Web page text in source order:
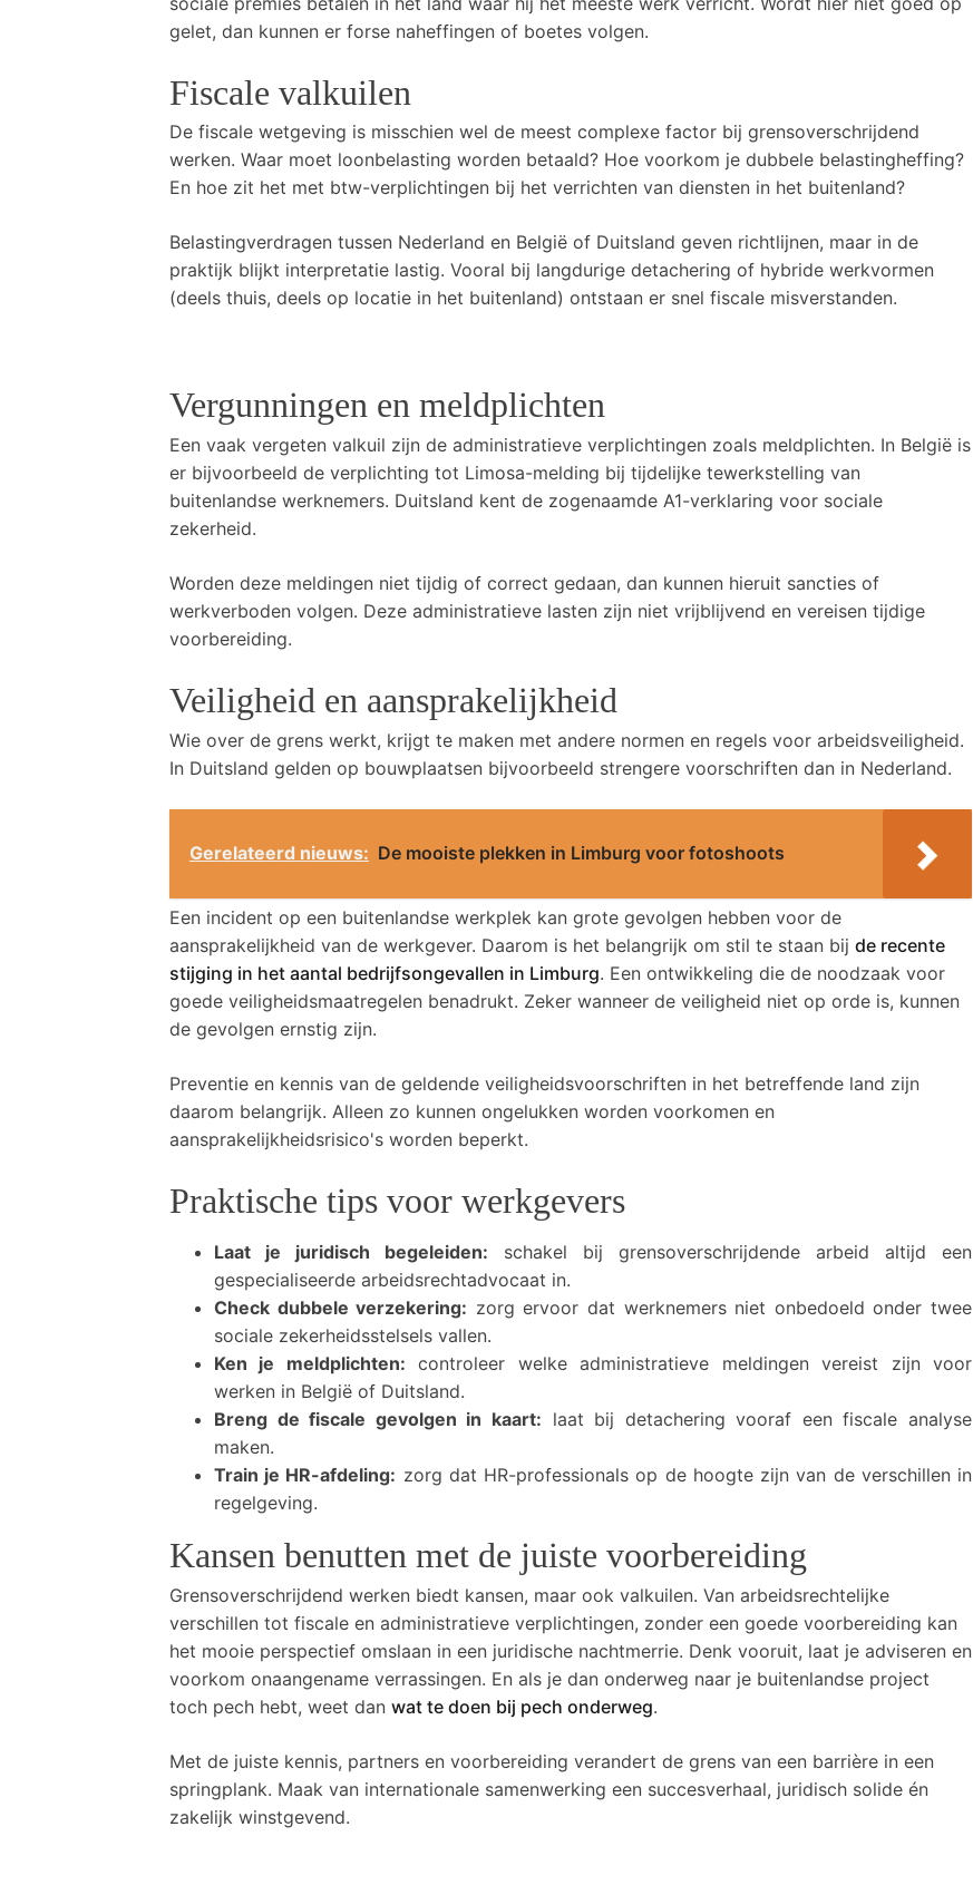
gelet, dan kunnen er forse naheffingen of boetes volgen.
Fiscale valkuilen
De fiscale wetgeving is misschien wel de meest complexe factor bij grensoverschrijdend
werken. Waar moet loonbelasting worden betaald? Hoe voorkom je dubbele belastingheffing?
En hoe zit het met btw-verplichtingen bij het verrichten van diensten in het buitenland?
Belastingverdragen tussen Nederland en België of Duitsland geven richtlijnen, maar in de
praktijk blijkt interpretatie lastig. Vooral bij langdurige detachering of hybride werkvormen
(deels thuis, deels op locatie in het buitenland) ontstaan er snel fiscale misverstanden.
Vergunningen en meldplichten
Een vaak vergeten valkuil zijn de administratieve verplichtingen zoals meldplichten. In België is
er bijvoorbeeld de verplichting tot Limosa-melding bij tijdelijke tewerkstelling van
buitenlandse werknemers. Duitsland kent de zogenaamde A1-verklaring voor sociale
zekerheid.
Worden deze meldingen niet tijdig of correct gedaan, dan kunnen hieruit sancties of
werkverboden volgen. Deze administratieve lasten zijn niet vrijblijvend en vereisen tijdige
voorbereiding.
Veiligheid en aansprakelijkheid
Wie over de grens werkt, krijgt te maken met andere normen en regels voor arbeidsveiligheid.
In Duitsland gelden op bouwplaatsen bijvoorbeeld strengere voorschriften dan in Nederland.
Gerelateerd nieuws: De mooiste plekken in Limburg voor fotoshoots
Een incident op een buitenlandse werkplek kan grote gevolgen hebben voor de
aansprakelijkheid van de werkgever. Daarom is het belangrijk om stil te staan bij de recente
stijging in het aantal bedrijfsongevallen in Limburg. Een ontwikkeling die de noodzaak voor
goede veiligheidsmaatregelen benadrukt. Zeker wanneer de veiligheid niet op orde is, kunnen
de gevolgen ernstig zijn.
Preventie en kennis van de geldende veiligheidsvoorschriften in het betreffende land zijn
daarom belangrijk. Alleen zo kunnen ongelukken worden voorkomen en
aansprakelijkheidsrisico's worden beperkt.
Praktische tips voor werkgevers
Laat je juridisch begeleiden: schakel bij grensoverschrijdende arbeid altijd een
gespecialiseerde arbeidsrechtadvocaat in.
Check dubbele verzekering: zorg ervoor dat werknemers niet onbedoeld onder twee
sociale zekerheidsstelsels vallen.
Ken je meldplichten: controleer welke administratieve meldingen vereist zijn voor
werken in België of Duitsland.
Breng de fiscale gevolgen in kaart: laat bij detachering vooraf een fiscale analyse
maken.
Train je HR-afdeling: zorg dat HR-professionals op de hoogte zijn van de verschillen in
regelgeving.
Kansen benutten met de juiste voorbereiding
Grensoverschrijdend werken biedt kansen, maar ook valkuilen. Van arbeidsrechtelijke
verschillen tot fiscale en administratieve verplichtingen, zonder een goede voorbereiding kan
het mooie perspectief omslaan in een juridische nachtmerrie. Denk vooruit, laat je adviseren en
voorkom onaangename verrassingen. En als je dan onderweg naar je buitenlandse project
toch pech hebt, weet dan wat te doen bij pech onderweg.
Met de juiste kennis, partners en voorbereiding verandert de grens van een barrière in een
springplank. Maak van internationale samenwerking een succesverhaal, juridisch solide én
zakelijk winstgevend.